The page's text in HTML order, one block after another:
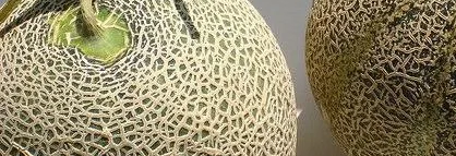
Tatsız Kavunlar Nasıl Değerlendirilir?
Tatsız kavunlar, beklenilen tatlı lezzeti vermediğinde hayal
Smoothie Yapımı: Tatsız kavunları muz, çilek veya yoğurt gibi